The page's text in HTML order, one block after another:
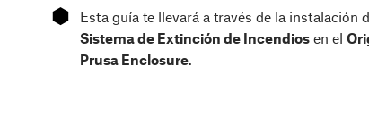
⬢
Esta guía te llevará a través de la instalación
Sistema de Extinción de Incendios en el
Prusa Enclosure.